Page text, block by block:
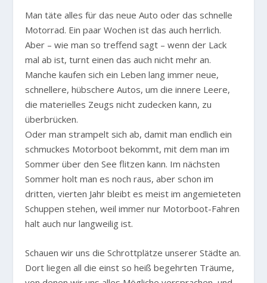
Man täte alles für das neue Auto oder das schnelle
Motorrad. Ein paar Wochen ist das auch herrlich.
Aber – wie man so treffend sagt – wenn der Lack
mal ab ist, turnt einen das auch nicht mehr an.
Manche kaufen sich ein Leben lang immer neue,
schnellere, hübschere Autos, um die innere Leere,
die materielles Zeugs nicht zudecken kann, zu
überbrücken.
Oder man strampelt sich ab, damit man endlich ein
schmuckes Motorboot bekommt, mit dem man im
Sommer über den See flitzen kann. Im nächsten
Sommer holt man es noch raus, aber schon im
dritten, vierten Jahr bleibt es meist im angemieteten
Schuppen stehen, weil immer nur Motorboot-Fahren
halt auch nur langweilig ist.
Schauen wir uns die Schrottplätze unserer Städte an.
Dort liegen all die einst so heiß begehrten Träume,